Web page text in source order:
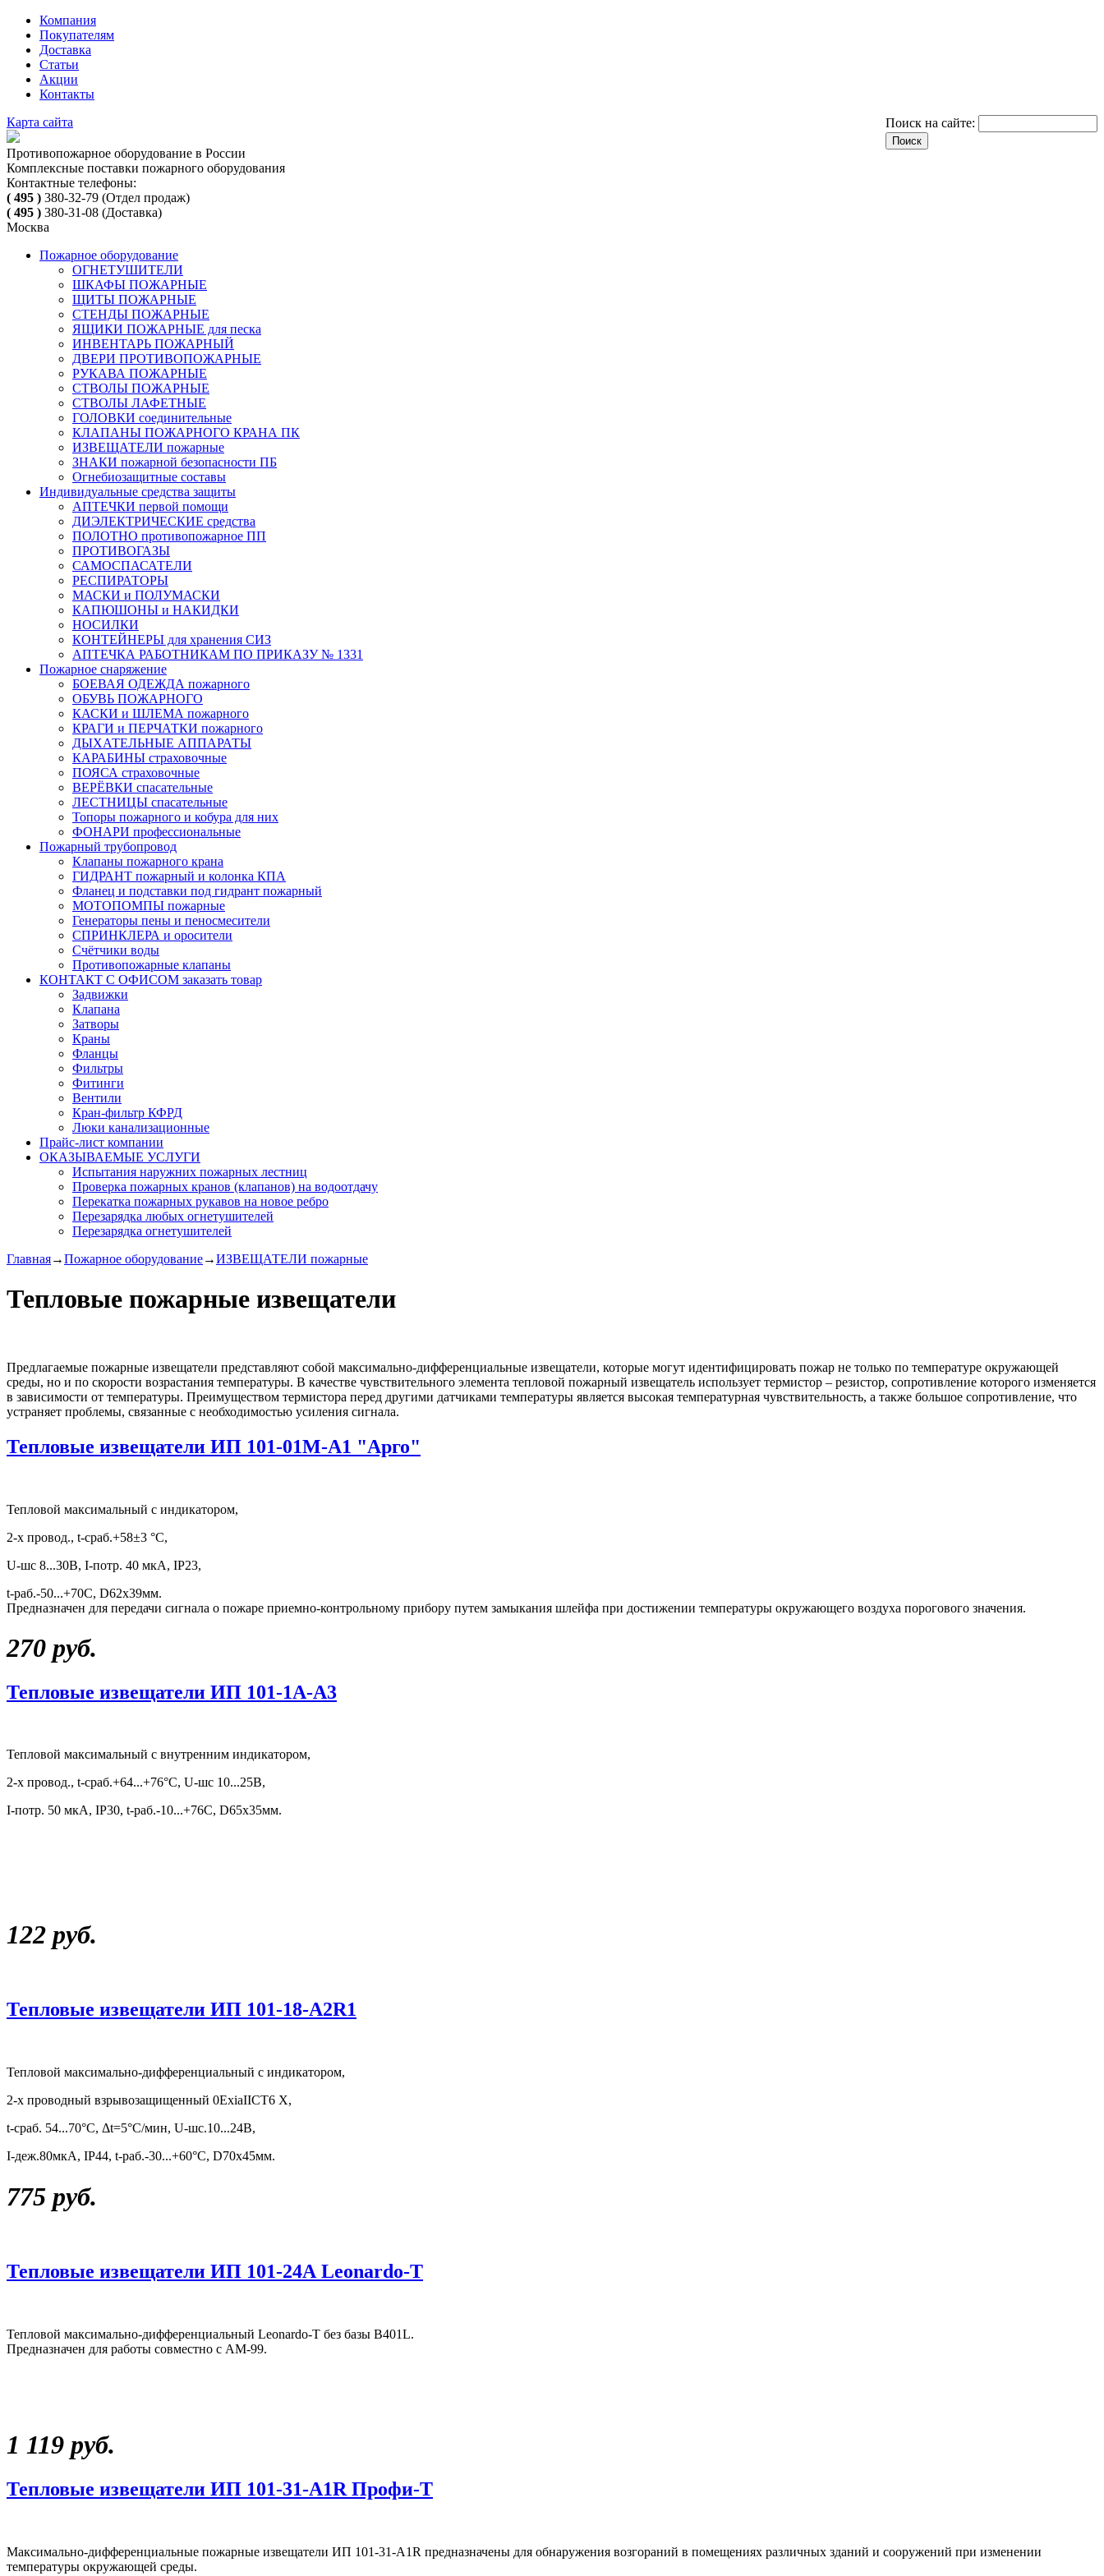
Компания
Покупателям
Доставка
Статьи
Акции
Контакты
Поиск на сайте:
Карта сайта
Противопожарное оборудование в России
Комплексные поставки пожарного оборудования
Контактные телефоны:
( 495 ) 380-32-79 (Отдел продаж)
( 495 ) 380-31-08 (Доставка)
Москва
Пожарное оборудование
ОГНЕТУШИТЕЛИ
ШКАФЫ ПОЖАРНЫЕ
ЩИТЫ ПОЖАРНЫЕ
СТЕНДЫ ПОЖАРНЫЕ
ЯЩИКИ ПОЖАРНЫЕ для песка
ИНВЕНТАРЬ ПОЖАРНЫЙ
ДВЕРИ ПРОТИВОПОЖАРНЫЕ
РУКАВА ПОЖАРНЫЕ
СТВОЛЫ ПОЖАРНЫЕ
СТВОЛЫ ЛАФЕТНЫЕ
ГОЛОВКИ соединительные
КЛАПАНЫ ПОЖАРНОГО КРАНА ПК
ИЗВЕЩАТЕЛИ пожарные
ЗНАКИ пожарной безопасности ПБ
Огнебиозащитные составы
Индивидуальные средства защиты
АПТЕЧКИ первой помощи
ДИЭЛЕКТРИЧЕСКИЕ средства
ПОЛОТНО противопожарное ПП
ПРОТИВОГАЗЫ
САМОСПАСАТЕЛИ
РЕСПИРАТОРЫ
МАСКИ и ПОЛУМАСКИ
КАПЮШОНЫ и НАКИДКИ
НОСИЛКИ
КОНТЕЙНЕРЫ для хранения СИЗ
АПТЕЧКА РАБОТНИКАМ ПО ПРИКАЗУ № 1331
Пожарное снаряжение
БОЕВАЯ ОДЕЖДА пожарного
ОБУВЬ ПОЖАРНОГО
КАСКИ и ШЛЕМА пожарного
КРАГИ и ПЕРЧАТКИ пожарного
ДЫХАТЕЛЬНЫЕ АППАРАТЫ
КАРАБИНЫ страховочные
ПОЯСА страховочные
ВЕРЁВКИ спасательные
ЛЕСТНИЦЫ спасательные
Топоры пожарного и кобура для них
ФОНАРИ профессиональные
Пожарный трубопровод
Клапаны пожарного крана
ГИДРАНТ пожарный и колонка КПА
Фланец и подставки под гидрант пожарный
МОТОПОМПЫ пожарные
Генераторы пены и пеносмесители
СПРИНКЛЕРА и оросители
Счётчики воды
Противопожарные клапаны
КОНТАКТ С ОФИСОМ заказать товар
Задвижки
Клапана
Затворы
Краны
Фланцы
Фильтры
Фитинги
Вентили
Кран-фильтр КФРД
Люки канализационные
Прайс-лист компании
ОКАЗЫВАЕМЫЕ УСЛУГИ
Испытания наружних пожарных лестниц
Проверка пожарных кранов (клапанов) на водоотдачу
Перекатка пожарных рукавов на новое ребро
Перезарядка любых огнетушителей
Перезарядка огнетушителей
Главная→Пожарное оборудование→ИЗВЕЩАТЕЛИ пожарные
Тепловые пожарные извещатели
Предлагаемые пожарные извещатели представляют собой максимально-дифференциальные извещатели, которые могут идентифицировать пожар не только по температуре окружающей
среды, но и по скорости возрастания температуры. В качестве чувствительного элемента тепловой пожарный извещатель использует термистор – резистор, сопротивление которого изменяется
в зависимости от температуры. Преимуществом термистора перед другими датчиками температуры является высокая температурная чувствительность, а также большое сопротивление, что
устраняет проблемы, связанные с необходимостью усиления сигнала.
Тепловые извещатели ИП 101-01М-А1 "Арго"
Тепловой максимальный с индикатором,
2-х провод., t-сраб.+58±3 °С,
U-шс 8...30В, I-потр. 40 мкА, IP23,
t-раб.-50...+70С, D62х39мм.
Предназначен для передачи сигнала о пожаре приемно-контрольному прибору путем замыкания шлейфа при достижении температуры окружающего воздуха порогового значения.
270 руб.
Тепловые извещатели ИП 101-1А-А3
Тепловой максимальный с внутренним индикатором,
2-х провод., t-сраб.+64...+76°С, U-шс 10...25В,
I-потр. 50 мкА, IP30, t-раб.-10...+76С, D65х35мм.
122 руб.
Тепловые извещатели ИП 101-18-А2R1
Тепловой максимально-дифференциальный с индикатором,
2-х проводный взрывозащищенный 0ExiaIICT6 Х,
t-сраб. 54...70°С, Δt=5°C/мин, U-шс.10...24В,
I-деж.80мкА, IP44, t-раб.-30...+60°С, D70х45мм.
775 руб.
Тепловые извещатели ИП 101-24А Leonardo-T
Тепловой максимально-дифференциальный Leonardo-T без базы В401L.
Предназначен для работы совместно с АМ-99.
1 119 руб.
Тепловые извещатели ИП 101-31-А1R Профи-Т
Максимально-дифференциальные пожарные извещатели ИП 101-31-А1R предназначены для обнаружения возгораний в помещениях различных зданий и сооружений при изменении
температуры окружающей среды.